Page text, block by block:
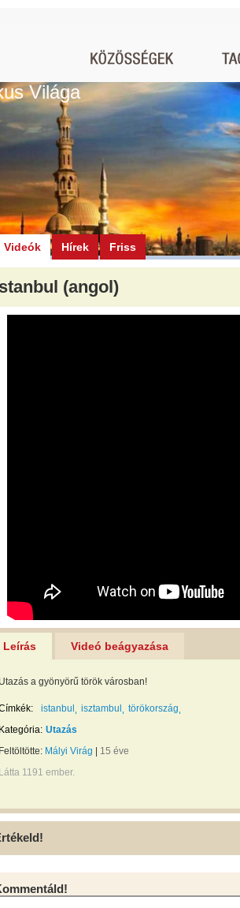
Világa
Videók Hírek Friss
(angol)
Leírás Videó beágyazása
Utazás a gyönyörű török városban!
istanbul isztambul
törökország
Kategória: Utazás
Feltöltötte: Mályi Virág
15 éve
Látta 1191 ember.